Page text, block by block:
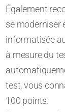
Également
se moderniser
informatisée
à mesure du
test, vous
100 points.